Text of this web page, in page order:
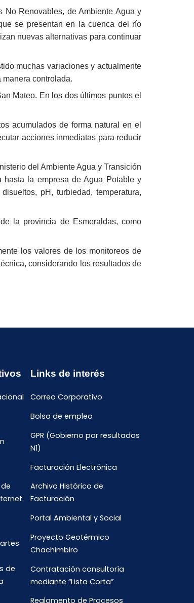
No Renovables, de Ambiente Agua y
se presentan en la cuenca del río
nuevas alternativas para continuar
muchas variaciones y actualmente
controlada.
Mateo. En los dos últimos puntos el
acumulados de forma natural en el
acciones inmediatas para reducir
del Ambiente Agua y Transición
hasta la empresa de Agua Potable y
pH, turbiedad, temperatura,
la provincia de Esmeraldas, como
los valores de los monitoreos de
considerando los resultados de
de
Links de interés
Correo Corporativo
Bolsa de empleo
GPR (Gobierno por resultados
N1)
Facturación Electrónica
Archivo Histórico de
Facturación
Portal Ambiental y Social
Proyecto Geotérmico
Chachimbiro
Contratación consultoría
mediante “Lista Corta”
Reglamento de Procesos